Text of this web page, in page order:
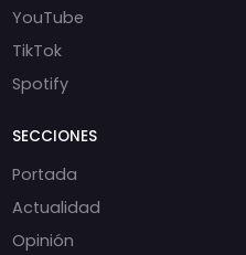
YouTube
TikTok
Spotify
SECCIONES
Portada
Actualidad
Opinión